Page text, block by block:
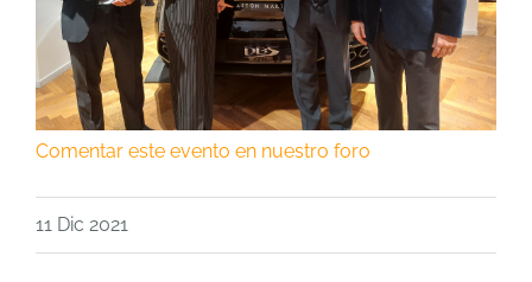
Comentar este evento en nuestro foro
11 Dic 2021